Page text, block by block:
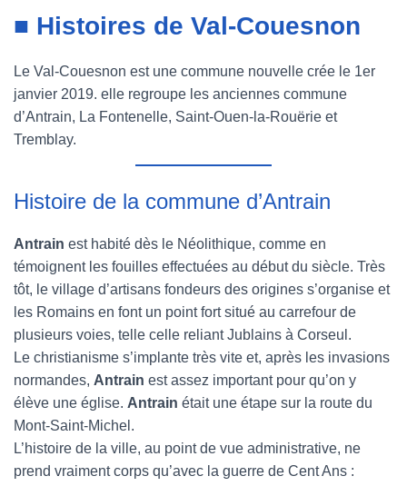
■ Histoires de Val-Couesnon
Le Val-Couesnon est une commune nouvelle crée le 1er
janvier 2019. elle regroupe les anciennes commune
d’Antrain, La Fontenelle, Saint-Ouen-la-Rouërie et
Tremblay.
Histoire de la commune d’Antrain
Antrain est habité dès le Néolithique, comme en
témoignent les fouilles effectuées au début du siècle. Très
tôt, le village d’artisans fondeurs des origines s’organise et
les Romains en font un point fort situé au carrefour de
plusieurs voies, telle celle reliant Jublains à Corseul.
Le christianisme s’implante très vite et, après les invasions
normandes, Antrain est assez important pour qu’on y
élève une église. Antrain était une étape sur la route du
Mont-Saint-Michel.
L’histoire de la ville, au point de vue administrative, ne
prend vraiment corps qu’avec la guerre de Cent Ans :